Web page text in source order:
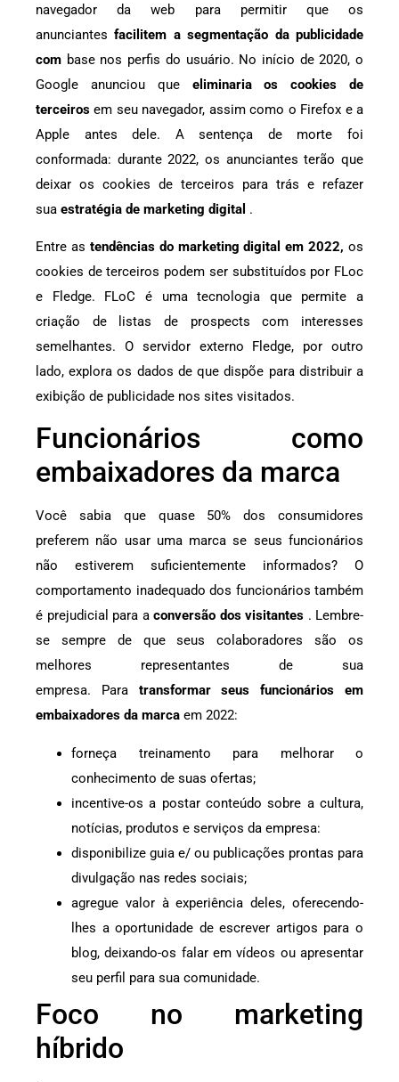
navegador da web para permitir que os
anunciantesfacilitem a segmentação da publicidade
com base nos perfis do usuário. No início de 2020, o
Google anunciou que eliminaria os cookies de
terceirosem seu navegador, assim como o Firefox e a
Apple antes dele. A sentença de morte foi
conformada: durante 2022, os anunciantes terão que
deixar os cookies de terceiros para trás e refazer
sua estratégia de marketing digital .
Entre as tendências do marketing digital em 2022, os
cookies de terceiros podem ser substituídos por FLoc
e Fledge. FLoC é uma tecnologia que permite a
criação de listas de prospects com interesses
semelhantes. O servidor externo Fledge, por outro
lado, explora os dados de que dispõe para distribuir a
exibição de publicidade nos sites visitados.
Funcionários como
embaixadores da marca
Você sabia que quase 50% dos consumidores
preferem não usar uma marca se seus funcionários
não estiverem suficientemente informados? O
comportamento inadequado dos funcionários também
é prejudicial para a conversão dos visitantes . Lembre-
se sempre de que seus colaboradores são os
melhores representantes de sua
empresa. Para transformar seus funcionários em
embaixadores da marca em 2022:
forneça treinamento para melhorar o
conhecimento de suas ofertas;
incentive-os a postar conteúdo sobre a cultura,
notícias, produtos e serviços da empresa:
disponibilize guia e/ ou publicações prontas para
divulgação nas redes sociais;
agregue valor à experiência deles, oferecendo-
lhes a oportunidade de escrever artigos para o
blog, deixando-os falar em vídeos ou apresentar
seu perfil para sua comunidade.
Foco no marketing
híbrido